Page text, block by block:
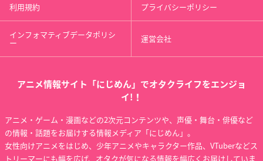
利用規約 プライバシーポリシー
インフォマティブデータポリシ
ー 運営会社
アニメ情報サイト「にじめん」でオタクライフをエンジョ
イ!！
アニメ・ゲーム・漫画などの2次元コンテンツや、声優・舞台・俳優など
の情報・話題をお届けする情報メディア「にじめん」。
女性向けアニメをはじめ、少年アニメやキャラクター作品、VTuberなどス
トリーマーにも幅を広げ、オタクが気になる情報を幅広くお届けしていま